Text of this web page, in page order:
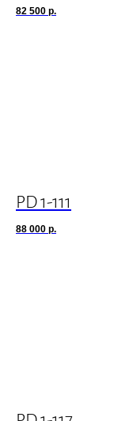
82 500 р.
PD 1-111
88 000 р.